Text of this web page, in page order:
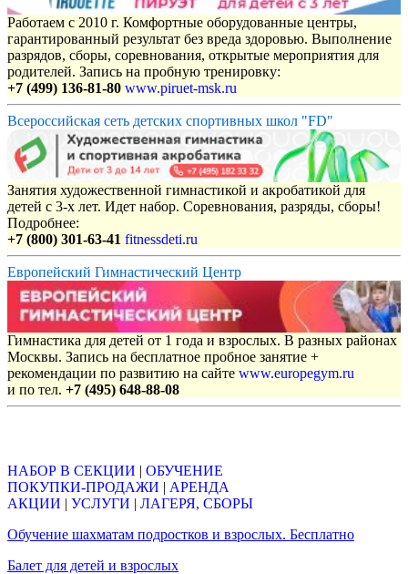
Работаем с 2010 г. Комфортные оборудованные центры,
гарантированный результат без вреда здоровью. Выполнение
разрядов, сборы, соревнования, открытые мероприятия для
родителей. Запись на пробную тренировку:
+7 (499) 136-81-80 www.piruet-msk.ru
Всероссийская сеть детских спортивных школ "FD"
Занятия художественной гимнастикой и акробатикой для
детей с 3-х лет. Идет набор. Соревнования, разряды, сборы!
Подробнее:
+7 (800) 301-63-41 fitnessdeti.ru
Европейский Гимнастический Центр
Гимнастика для детей от 1 года и взрослых. В разных районах
Москвы. Запись на бесплатное пробное занятие +
рекомендации по развитию на сайте www.europegym.ru
и по тел. +7 (495) 648-88-08
НАБОР В СЕКЦИИ | ОБУЧЕНИЕ
ПОКУПКИ-ПРОДАЖИ | АРЕНДА
АКЦИИ | УСЛУГИ | ЛАГЕРЯ, СБОРЫ
Обучение шахматам подростков и взрослых. Бесплатно
Балет для детей и взрослых